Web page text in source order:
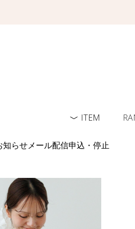
ITEM
知らせメール配信申込・停止